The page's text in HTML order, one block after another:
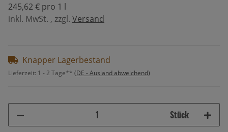
245,62 € pro 1 l
inkl. MwSt. , zzgl. Versand
Knapper Lagerbestand
Lieferzeit: 1 - 2 Tage** (DE - Ausland abweichend)
Stück